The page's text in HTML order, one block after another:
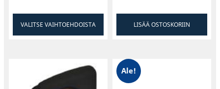
VALITSE VAIHTOEHDOISTA LISÄÄ OSTOSKORIIN
Ale!